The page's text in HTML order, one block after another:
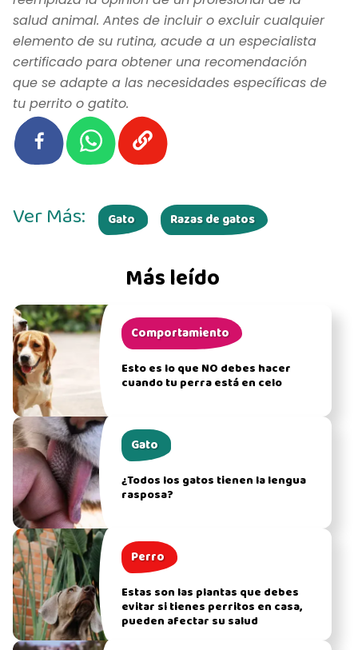
salud animal. Antes de incluir o excluir cualquier
elemento de su rutina, acude a un especialista
certificado para obtener una recomendación
que se adapte a las necesidades específicas de
tu perrito o gatito.
Más leído
Comportamiento
Esto es lo que NO debes hacer
cuando tu perra está en celo
Gato
¿Todos los gatos tienen la lengua
rasposa?
Perro
Estas son las plantas que debes
evitar si tienes perritos en casa,
pueden afectar su salud
Ver Más: Gato Razas de gatos